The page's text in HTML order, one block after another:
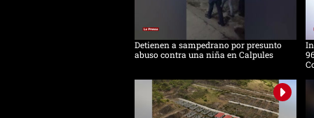
Detienen a sampedrano por presunto
abuso contra una niña en Calpules